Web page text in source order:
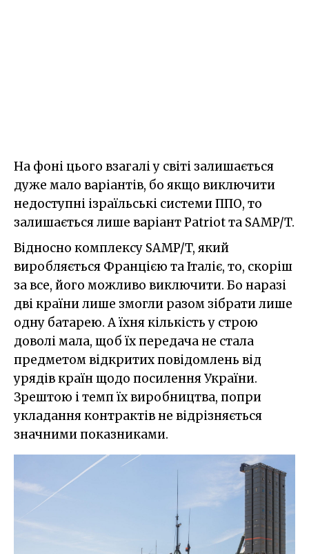
На фоні цього взагалі у світі залишається
дуже мало варіантів, бо якщо виключити
недоступні ізраїльські системи ППО, то
залишається лише варіант Patriot та SAMP/T.
Відносно комплексу SAMP/T, який
виробляється Францією та Італіє, то, скоріш
за все, його можливо виключити. Бо наразі
дві країни лише змогли разом зібрати лише
одну батарею. А їхня кількість у строю
доволі мала, щоб їх передача не стала
предметом відкритих повідомлень від
урядів країн щодо посилення України.
Зрештою і темп їх виробництва, попри
укладання контрактів не відрізняється
значними показниками.